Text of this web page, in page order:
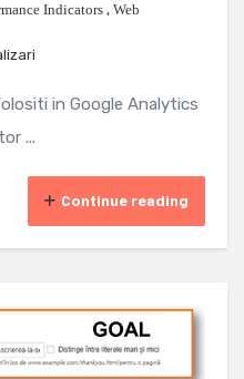
Indicators, Web
in Google Analytics
...
Continue reading